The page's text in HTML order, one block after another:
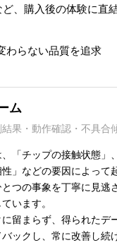
、購入後の体験に直
ム
果・動作確認・不具合
「チップの接触状態」
」などの要因によって
つの事象を丁寧に見逃
います。
留まらず、得られたデ
ックし、常に改善し続